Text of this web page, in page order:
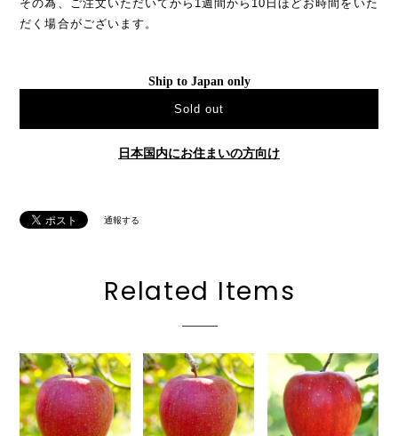
その為、ご注文いただいてから1週間から10日ほどお時間をいた
だく場合がございます。
Ship to Japan only
Sold out
日本国内にお住まいの方向け
通報する
Related Items